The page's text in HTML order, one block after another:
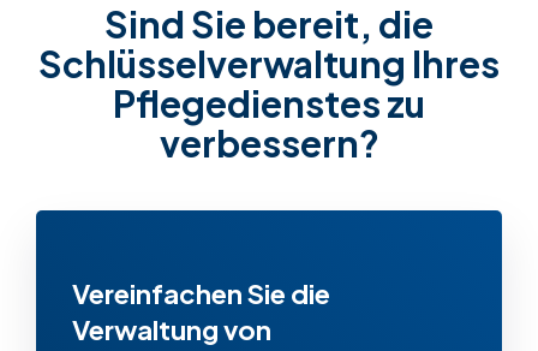
Sind Sie bereit, die
Schlüsselverwaltung Ihres
Pflegedienstes zu
verbessern?
Vereinfachen Sie die
Verwaltung von